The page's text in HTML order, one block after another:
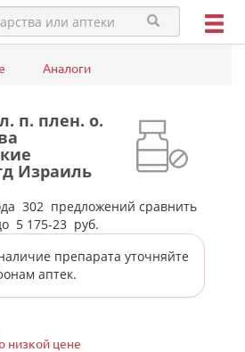
Аналоги
п. плен. о.
Израиль
Поланд Сп. з
города
302 предложений сравнить
5 175-23 руб.
препарата уточняйте
аптек.
низкой цене